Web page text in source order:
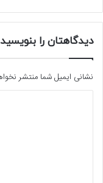
دیدگاهتان را بنویسید
نشانی ایمیل شما منتشر